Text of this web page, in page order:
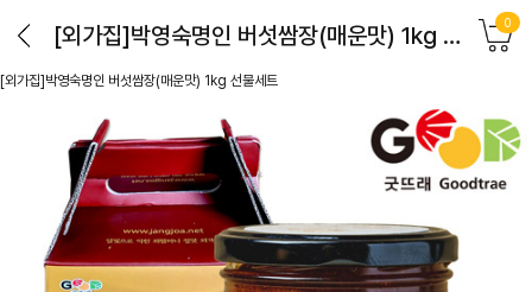
[외가집]박영숙명인 버섯쌈장(매운맛) 1kg 선물세트 0
[외가집]박영숙명인 버섯쌈장(매운맛) 1kg 선물세트